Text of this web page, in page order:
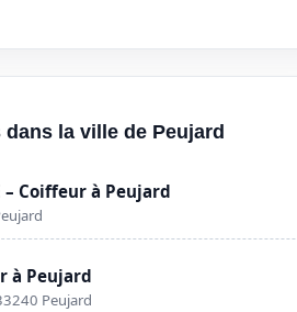
la ville de Peujard
– Coiffeur à Peujard
à Peujard
Peujard